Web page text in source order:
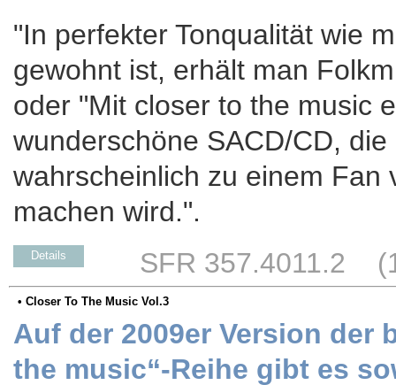
"In perfekter Tonqualität wie
gewohnt ist, erhält man
oder "Mit closer to the music
wunderschöne SACD/CD,
wahrscheinlich zu einem Fan
machen wird.".
Details SFR 357.4011.2
• Closer To The Music Vol.3
Auf der 2009er Version der
the music“-Reihe gibt es